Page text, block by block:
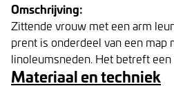
Omschrijving:
Zittende vrouw met een arm
prent is onderdeel van een
linoleumsneden. Het betreft
Materiaal en techniek